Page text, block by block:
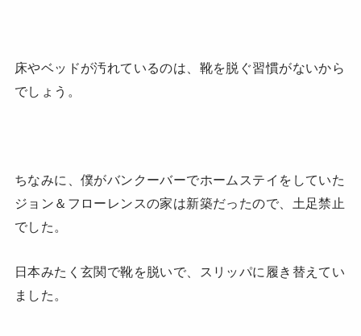
床やベッドが汚れているのは、靴を脱ぐ習慣がないから
でしょう。
ちなみに、僕がバンクーバーでホームステイをしていた
ジョン＆フローレンスの家は新築だったので、土足禁止
でした。
日本みたく玄関で靴を脱いで、スリッパに履き替えてい
ました。